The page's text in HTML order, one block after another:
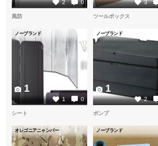
2 0 3
風防
ノーブランド
1 0
1
ツールボックス
ノーブランド
2
1
シート
オレゴニアニャンパー
ポンプ
ノーブランド